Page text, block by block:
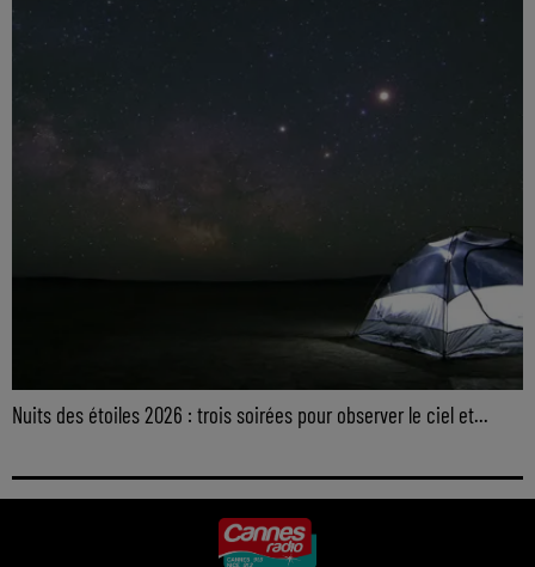
Nuits des étoiles 2026 : trois soirées pour observer le ciel et...